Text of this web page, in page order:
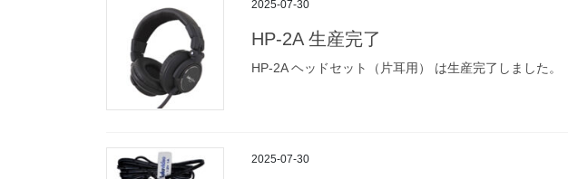
2025-07-30
HP-2A 生産完了
HP-2A ヘッドセット（片耳用） は生産完了しました。
2025-07-30